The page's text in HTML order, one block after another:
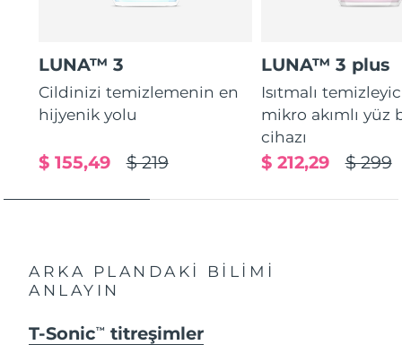
LUNA™ 3
Cildinizi temizlemenin en
hijyenik yolu
$ 219
$ 155,49
LUNA™ 3 plus
Isıtmalı
mikro akımlı yüz
cihazı
$ 299
$ 212,29
ARKA PLANDAKİ BİLİMİ
ANLAYIN
T-SonicTM titreşimler